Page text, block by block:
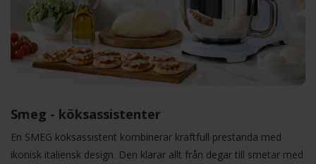
Smeg - köksassistenter
En SMEG köksassistent kombinerar kraftfull prestanda med
ikonisk italiensk design. Den klarar allt från degar till smetar med